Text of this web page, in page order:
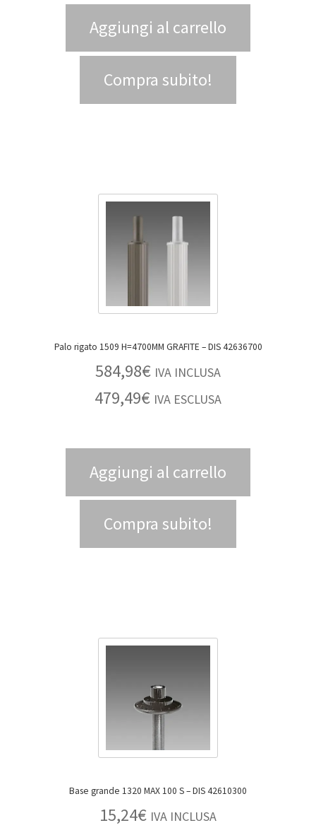
Aggiungi al carrello
Compra subito!
Palo rigato 1509 H=4700MM GRAFITE – DIS 42636700
584,98€ IVA INCLUSA
479,49€ IVA ESCLUSA
Aggiungi al carrello
Compra subito!
Base grande 1320 MAX 100 S – DIS 42610300
15,24€ IVA INCLUSA